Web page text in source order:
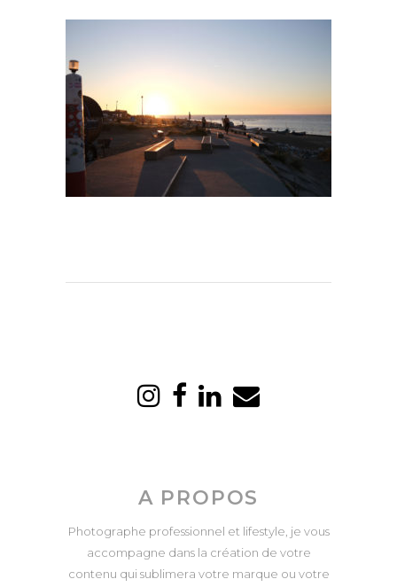
A PROPOS
Photographe professionnel et lifestyle, je vous
accompagne dans la création de votre
contenu qui sublimera votre marque ou votre